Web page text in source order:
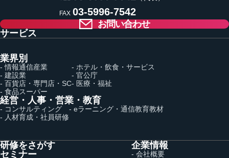
FAX 03-5996-7542
お問い合わせ
サービス
業界別
- 情報通信産業
- 建設業
- 百貨店・専門店・SC
- 食品スーパー
- ホテル・飲食・サービス
- 官公庁
- 医療・福祉
経営・人事・営業・教育
- コンサルティング
- 人材育成・社員研修
- eラーニング・通信教育教材
研修をさがす
セミナー
企業情報
- 会社概要